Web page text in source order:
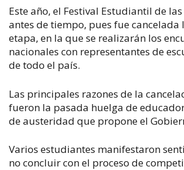
Este año, el Festival Estudiantil de
antes de tiempo, pues fue
etapa, en la que se realizarán los
nacionales con representantes de
de todo el país.
Las principales razones de la
fueron la pasada huelga de
de austeridad que propone el
Varios estudiantes manifestaron
no concluir con el proceso de